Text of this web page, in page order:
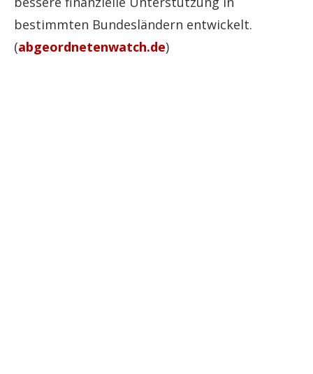
bestimmten Bundesländern entwickelt.
(abgeordnetenwatch.de)